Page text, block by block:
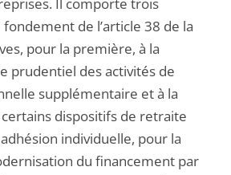
de l’article 38 de la
pour la première, à la
prudentiel des activités de
supplémentaire et à la
dispositifs de retraite
individuelle, pour la
du financement par